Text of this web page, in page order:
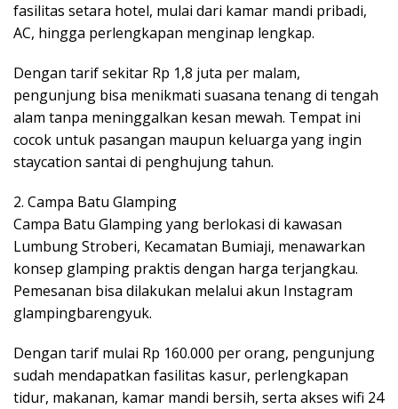
fasilitas setara hotel, mulai dari kamar mandi pribadi,
AC, hingga perlengkapan menginap lengkap.
Dengan tarif sekitar Rp 1,8 juta per malam,
pengunjung bisa menikmati suasana tenang di tengah
alam tanpa meninggalkan kesan mewah. Tempat ini
cocok untuk pasangan maupun keluarga yang ingin
staycation santai di penghujung tahun.
2. Campa Batu Glamping
Campa Batu Glamping yang berlokasi di kawasan
Lumbung Stroberi, Kecamatan Bumiaji, menawarkan
konsep glamping praktis dengan harga terjangkau.
Pemesanan bisa dilakukan melalui akun Instagram
glampingbarengyuk.
Dengan tarif mulai Rp 160.000 per orang, pengunjung
sudah mendapatkan fasilitas kasur, perlengkapan
tidur, makanan, kamar mandi bersih, serta akses wifi 24